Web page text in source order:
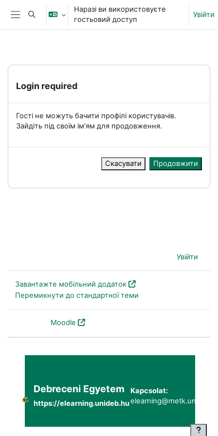
Перейти до головного вмісту
Бокова панель
Переключити введення пошуку
Наразі ви використовуєте
гостьовий доступ
Увійти
Login required
Гості не можуть бачити профілі користувачів.
Зайдіть під своїм ім’ям для продовження.
Скасувати Продовжити
Увійти
Завантажте мобільний додаток
Перемикнути до стандартної теми
Moodle
Debreceni Egyetem
https://elearning.unideb.hu
Kapcsolat: